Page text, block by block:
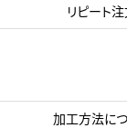
リピート
加工方法に